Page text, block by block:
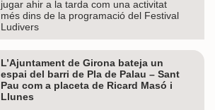
jugar ahir a la tarda com una activitat
més dins de la programació del Festival
Ludivers
L’Ajuntament de Girona bateja un
espai del barri de Pla de Palau – Sant
Pau com a placeta de Ricard Masó i
Llunes